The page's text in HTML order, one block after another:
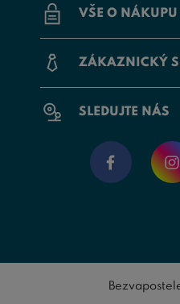
VŠE O NÁKUPU
ZÁKAZNICKÝ
SLEDUJTE NÁS